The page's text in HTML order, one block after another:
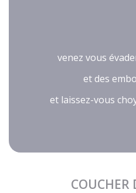
venez vous
et des
et laissez-vous
COUCHER